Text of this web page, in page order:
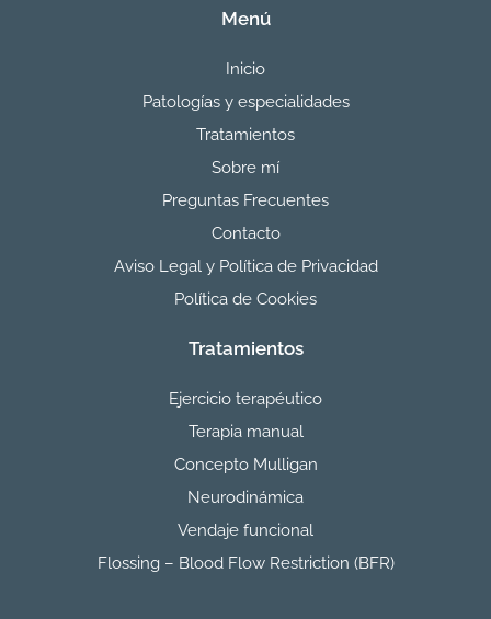
Menú
Inicio
Patologías y especialidades
Tratamientos
Sobre mí
Preguntas Frecuentes
Contacto
Aviso Legal y Política de Privacidad
Política de Cookies
Tratamientos
Ejercicio terapéutico
Terapia manual
Concepto Mulligan
Neurodinámica
Vendaje funcional
Flossing – Blood Flow Restriction (BFR)